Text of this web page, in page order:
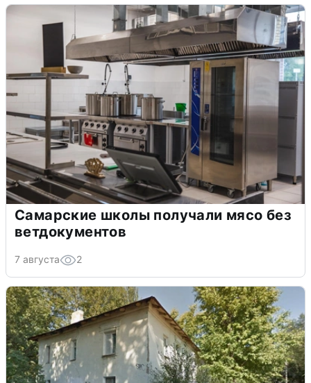
Самарские школы получали мясо без
ветдокументов
7 августа 2